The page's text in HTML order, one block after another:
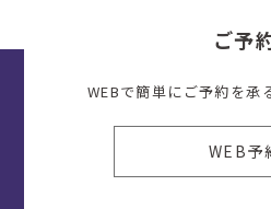
ご予
WEBで簡単にご予約を承
WEB予